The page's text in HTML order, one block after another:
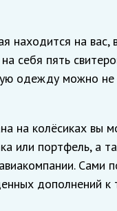
находится на вас,
себя пять
одежду можно не
на колёсиках вы
или портфель, а
Сами
дополнений к